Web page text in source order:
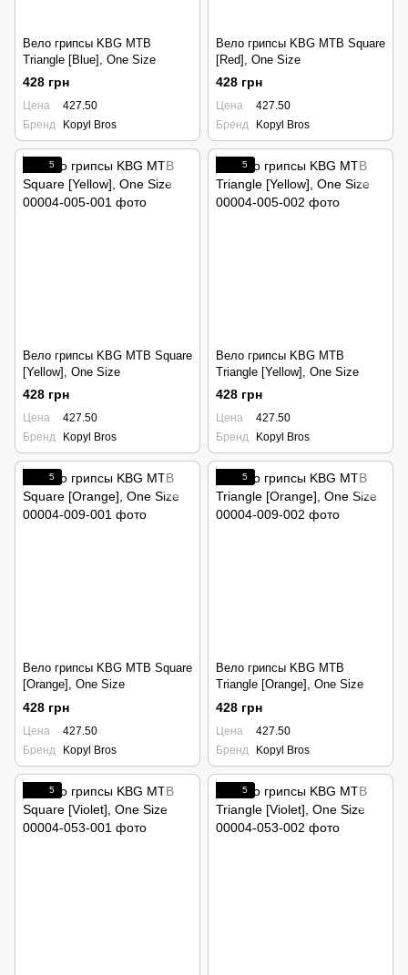
Вело грипсы KBG MTB
Triangle [Blue], One Size
428 грн
Цена
427.50
Бренд
Kopyl Bros
Вело грипсы KBG MTB Square
[Red], One Size
428 грн
Цена
427.50
Бренд
Kopyl Bros
5
Вело грипсы KBG MTB Square
[Yellow], One Size
428 грн
Цена
427.50
Бренд
Kopyl Bros
5
Вело грипсы KBG MTB
Triangle [Yellow], One Size
428 грн
Цена
427.50
Бренд
Kopyl Bros
5
Вело грипсы KBG MTB Square
[Orange], One Size
428 грн
Цена
427.50
Бренд
Kopyl Bros
5
Вело грипсы KBG MTB
Triangle [Orange], One Size
428 грн
Цена
427.50
Бренд
Kopyl Bros
5 5